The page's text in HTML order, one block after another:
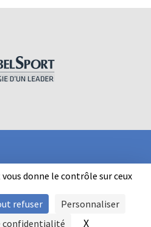
donne le contrôle sur ceux
refuser
Personnaliser
confidentialité
X